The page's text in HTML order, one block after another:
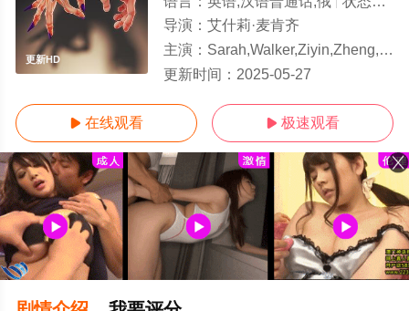
更新HD
导演： 艾什莉·麦肯齐
主演： Sarah,Walker,Ziyin,Zheng,Wendy,Wishart,Rony,Rob
更新时间： 2025-05-27
 在线观看  极速观看